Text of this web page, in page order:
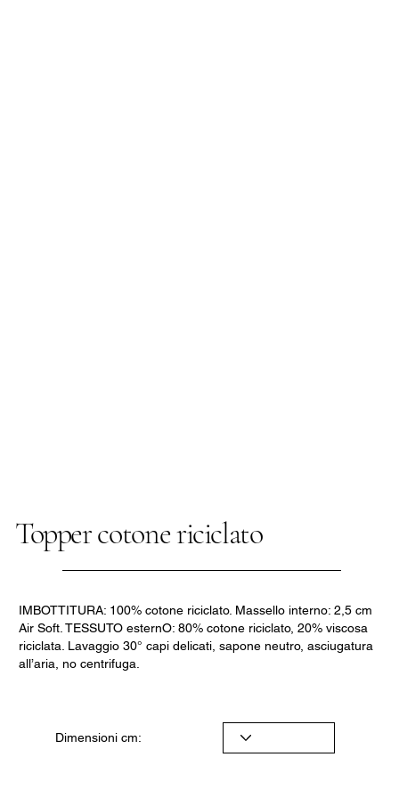
Topper cotone riciclato
IMBOTTITURA: 100% cotone riciclato. Massello interno: 2,5 cm
Air Soft. TESSUTO esternO: 80% cotone riciclato, 20% viscosa
riciclata. Lavaggio 30° capi delicati, sapone neutro, asciugatura
all’aria, no centrifuga.
Dimensioni cm: